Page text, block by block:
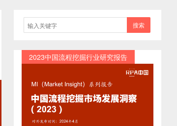
搜索
2023中国流程挖掘行业研究报告